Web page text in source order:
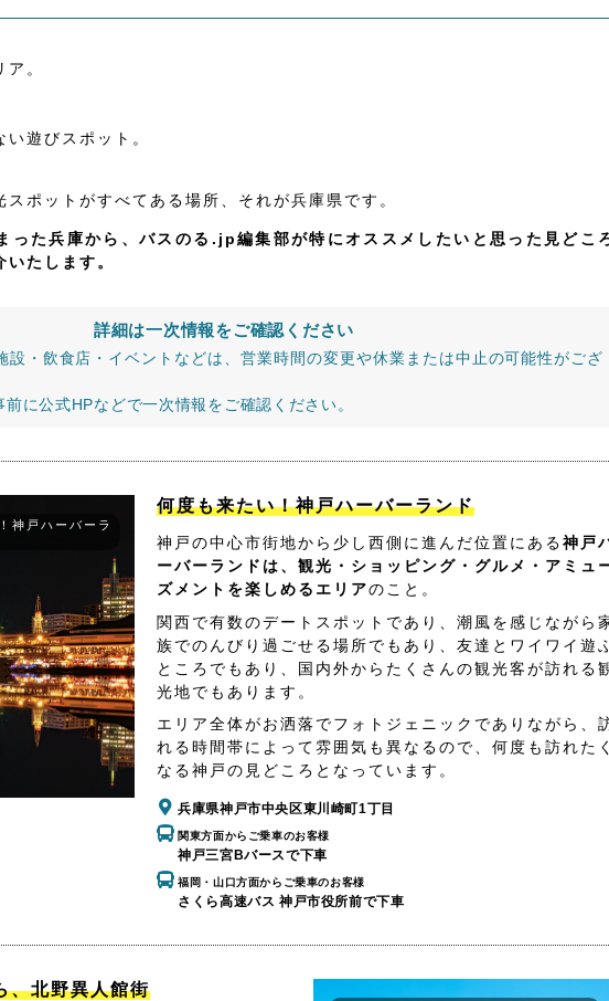
。
遊びスポット。
スポットがすべてある場所、それが兵庫県です。
った兵庫から、バスのる.jp編集部が特にオススメしたいと思った見どこ
たします。
詳細は一次情報をご確認ください
設・飲食店・イベントなどは、営業時間の変更や休業または中止の可能性がござ
に公式HPなどで一次情報をご確認ください。
神戸ハーバーラ
何度も来たい！神戸ハーバーランド
神戸の中心市街地から少し西側に進んだ位置にある神戸
ーバーランドは、観光・ショッピング・グルメ・アミュ
ズメントを楽しめるエリアのこと。
関西で有数のデートスポットであり、潮風を感じながら
族でのんびり過ごせる場所でもあり、友達とワイワイ遊
ところでもあり、国内外からたくさんの観光客が訪れる
光地でもあります。
エリア全体がお洒落でフォトジェニックでありながら、
れる時間帯によって雰囲気も異なるので、何度も訪れた
なる神戸の見どころとなっています。
兵庫県神戸市中央区東川崎町1丁目
関東方面からご乗車のお客様
神戸三宮Bバースで下車
福岡・山口方面からご乗車のお客様
さくら高速バス 神戸市役所前で下車
、北野異人館街